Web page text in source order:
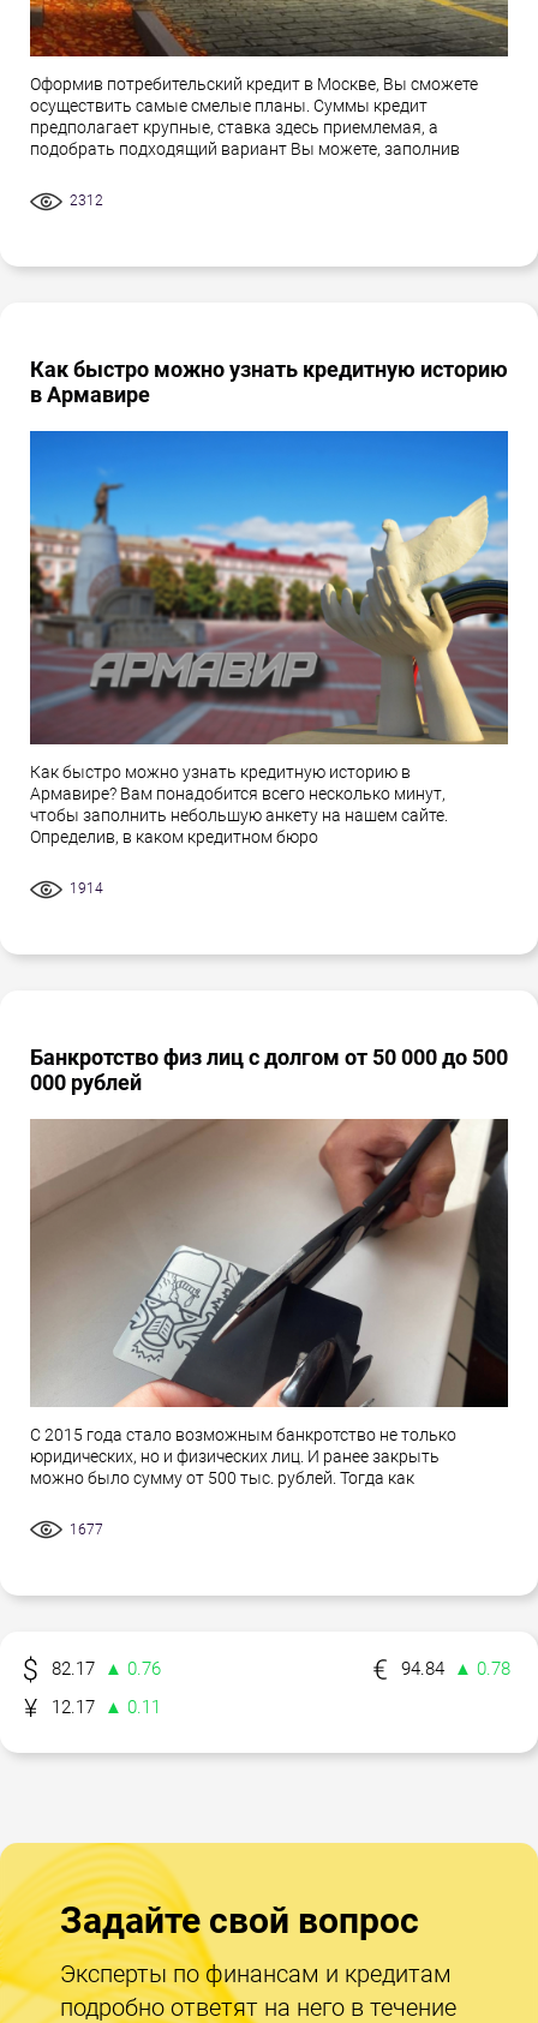
Оформив потребительский кредит в Москве, Вы сможете
осуществить самые смелые планы. Суммы кредит
предполагает крупные, ставка здесь приемлемая, а
подобрать подходящий вариант Вы можете, заполнив
2312
Как быстро можно узнать кредитную историю
в Армавире
Как быстро можно узнать кредитную историю в
Армавире? Вам понадобится всего несколько минут,
чтобы заполнить небольшую анкету на нашем сайте.
Определив, в каком кредитном бюро
1914
Банкротство физ лиц с долгом от 50 000 до 500
000 рублей
С 2015 года стало возможным банкротство не только
юридических, но и физических лиц. И ранее закрыть
можно было сумму от 500 тыс. рублей. Тогда как
1677
82.17 ▲ 0.76 94.84
▲ 0.78
12.17
▲ 0.11
Задайте свой вопрос
Эксперты по финансам и кредитам
подробно ответят на него в течение